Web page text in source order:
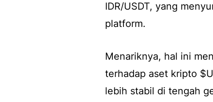
IDR/USDT, yang
platform.
Menariknya, hal ini
terhadap aset kripto
lebih stabil di tengah